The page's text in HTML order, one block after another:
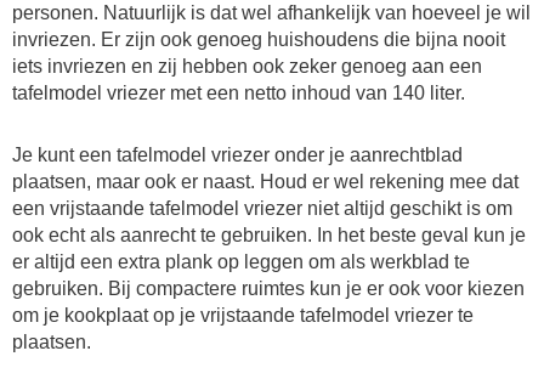
personen. Natuurlijk is dat wel afhankelijk van hoeveel je wil
invriezen. Er zijn ook genoeg huishoudens die bijna nooit
iets invriezen en zij hebben ook zeker genoeg aan een
tafelmodel vriezer met een netto inhoud van 140 liter.
Je kunt een tafelmodel vriezer onder je aanrechtblad
plaatsen, maar ook er naast. Houd er wel rekening mee dat
een vrijstaande tafelmodel vriezer niet altijd geschikt is om
ook echt als aanrecht te gebruiken. In het beste geval kun je
er altijd een extra plank op leggen om als werkblad te
gebruiken. Bij compactere ruimtes kun je er ook voor kiezen
om je kookplaat op je vrijstaande tafelmodel vriezer te
plaatsen.